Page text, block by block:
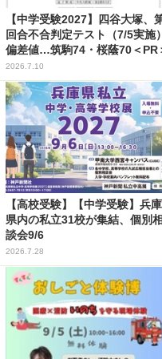
【中学受験2027】四谷大塚、
回合不合判定テスト（7/5実施）
偏差値…筑駒74・桜蔭70＜PR
2026.7.10
【高校受験】【中学受験】兵庫
県内の私立31校が集結、個別相
談会9/6
2026.7.28